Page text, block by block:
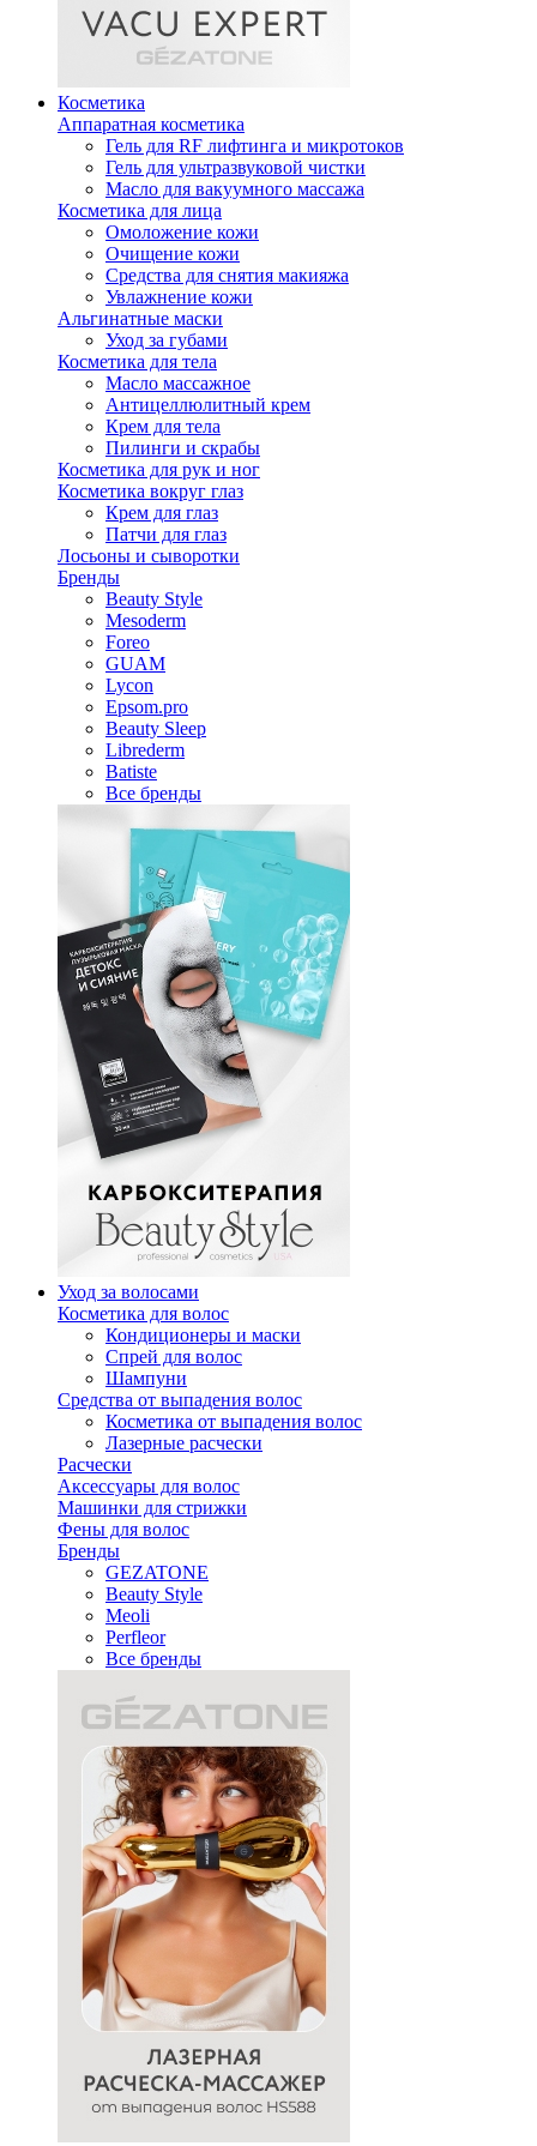
Косметика
Аппаратная косметика
Гель для RF лифтинга и микротоков
Гель для ультразвуковой чистки
Масло для вакуумного массажа
Косметика для лица
Омоложение кожи
Очищение кожи
Средства для снятия макияжа
Увлажнение кожи
Альгинатные маски
Уход за губами
Косметика для тела
Масло массажное
Антицеллюлитный крем
Крем для тела
Пилинги и скрабы
Косметика для рук и ног
Косметика вокруг глаз
Крем для глаз
Патчи для глаз
Лосьоны и сыворотки
Бренды
Beauty Style
Mesoderm
Foreo
GUAM
Lycon
Epsom.pro
Beauty Sleep
Librederm
Batiste
Все бренды
Уход за волосами
Косметика для волос
Кондиционеры и маски
Спрей для волос
Шампуни
Средства от выпадения волос
Косметика от выпадения волос
Лазерные расчески
Расчески
Аксессуары для волос
Машинки для стрижки
Фены для волос
Бренды
GEZATONE
Beauty Style
Meoli
Perfleor
Все бренды